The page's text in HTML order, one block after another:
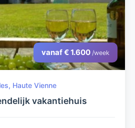
vanaf € 1.600 /week
Haute Vienne
vakantiehuis